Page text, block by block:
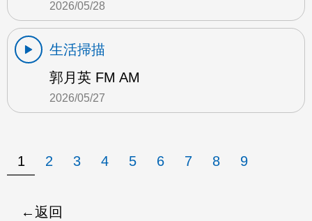
2026/05/28
生活掃描
郭月英 FM AM
2026/05/27
1 2 3 4 5 6 7 8 9
返回